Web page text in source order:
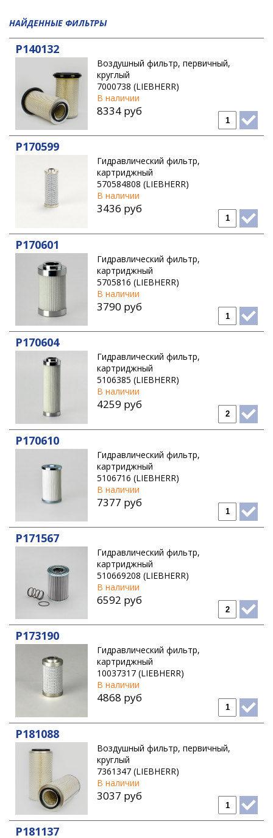
THERMO KING
VIBROMAX
VOLVO CONSTRUCTION EQUIPMENT
WIRTGEN
НАЙДЕННЫЕ ФИЛЬТРЫ
P140132
Воздушный фильтр, первичный,
круглый
7000738 (LIEBHERR)
В наличии
8334 руб
P170599
Гидравлический фильтр,
картриджный
570584808 (LIEBHERR)
В наличии
3436 руб
P170601
Гидравлический фильтр,
картриджный
5705816 (LIEBHERR)
В наличии
3790 руб
P170604
Гидравлический фильтр,
картриджный
5106385 (LIEBHERR)
В наличии
4259 руб
P170610
Гидравлический фильтр,
картриджный
5106716 (LIEBHERR)
В наличии
7377 руб
P171567
Гидравлический фильтр,
картриджный
510669208 (LIEBHERR)
В наличии
6592 руб
P173190
Гидравлический фильтр,
картриджный
10037317 (LIEBHERR)
В наличии
4868 руб
P181088
Воздушный фильтр, первичный,
круглый
7361347 (LIEBHERR)
В наличии
3037 руб
P181137